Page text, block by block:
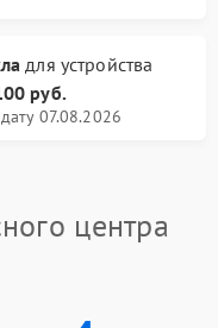
для устройства
руб.
07.08.2026
центра